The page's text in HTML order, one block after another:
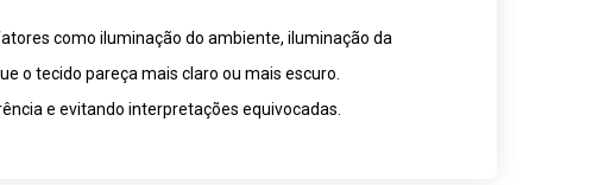
como iluminação do ambiente, iluminação da
o tecido pareça mais claro ou mais escuro.
e evitando interpretações equivocadas.